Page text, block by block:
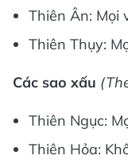
Thiên Ân: Mọi
Thiên Thụy:
Các sao xấu
Thiên Ngục:
Thiên Hỏa: